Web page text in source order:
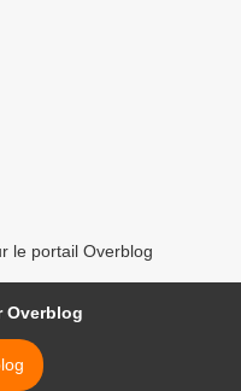
le portail Overblog
Overblog